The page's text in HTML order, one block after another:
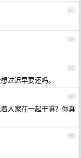
83
84
85
过迟早要还吗。
86
人家在一起干嘛？你真
87